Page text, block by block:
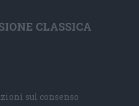
CLASSICA
sul consenso